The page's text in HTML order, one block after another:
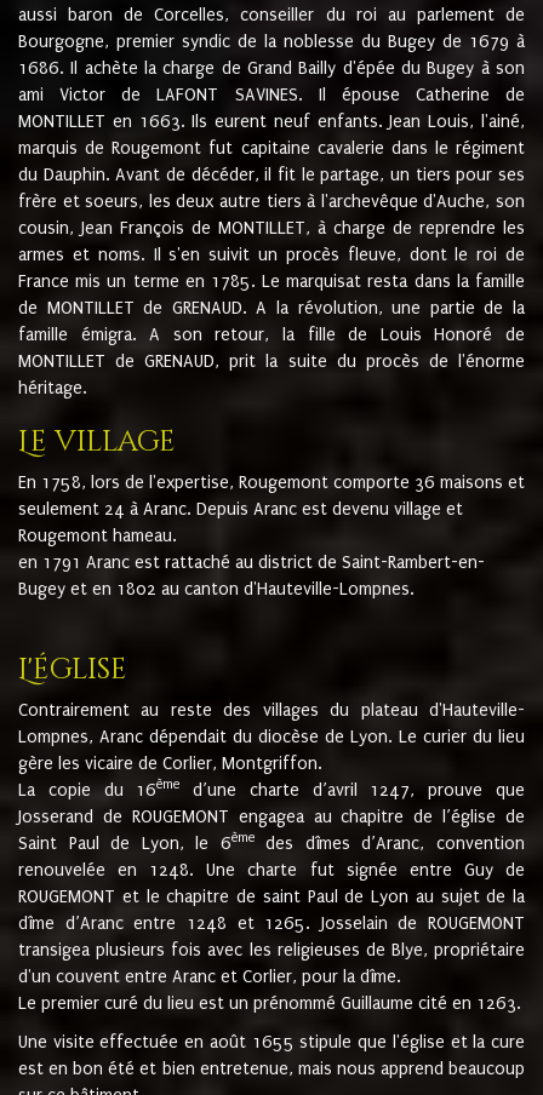
aussi baron de Corcelles, conseiller du roi au parlement de
Bourgogne, premier syndic de la noblesse du Bugey de 1679 à
1686. Il achète la charge de Grand Bailly d'épée du Bugey à son
ami Victor de LAFONT SAVINES. Il épouse Catherine de
MONTILLET en 1663. Ils eurent neuf enfants. Jean Louis, l'ainé,
marquis de Rougemont fut capitaine cavalerie dans le régiment
du Dauphin. Avant de décéder, il fit le partage, un tiers pour ses
frère et soeurs, les deux autre tiers à l'archevêque d'Auche, son
cousin, Jean François de MONTILLET, à charge de reprendre les
armes et noms. Il s'en suivit un procès fleuve, dont le roi de
France mis un terme en 1785. Le marquisat resta dans la famille
de MONTILLET de GRENAUD. A la révolution, une partie de la
famille émigra. A son retour, la fille de Louis Honoré de
MONTILLET de GRENAUD, prit la suite du procès de l'énorme
héritage.
Le village
En 1758, lors de l'expertise, Rougemont comporte 36 maisons et
seulement 24 à Aranc. Depuis Aranc est devenu village et
Rougemont hameau.
en 1791 Aranc est rattaché au district de Saint-Rambert-en-
Bugey et en 1802 au canton d'Hauteville-Lompnes.
L'église
Contrairement au reste des villages du plateau d'Hauteville-
Lompnes, Aranc dépendait du diocèse de Lyon. Le curier du lieu
gère les vicaire de Corlier, Montgriffon.
La copie du 16ème
d’une charte d’avril 1247, prouve que
Josserand de ROUGEMONT engagea au chapitre de l’église de
Saint Paul de Lyon, le 6èmedes dîmes d’Aranc, convention
renouvelée en 1248. Une charte fut signée entre Guy de
ROUGEMONT et le chapitre de saint Paul de Lyon au sujet de la
dîme d’Aranc entre 1248 et 1265. Josselain de ROUGEMONT
transigea plusieurs fois avec les religieuses de Blye, propriétaire
d'un couvent entre Aranc et Corlier, pour la dîme.
Le premier curé du lieu est un prénommé Guillaume cité en 1263.
Une visite effectuée en août 1655 stipule que l'église et la cure
est en bon été et bien entretenue, mais nous apprend beaucoup